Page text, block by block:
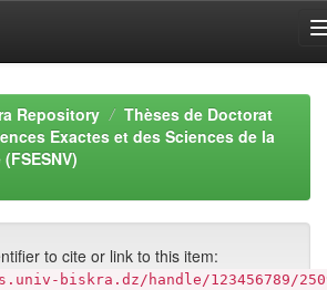
Repository
Thèses de Doctorat
Exactes et des Sciences de la
to cite or link to this item:
biskra.dz/handle/123456789/